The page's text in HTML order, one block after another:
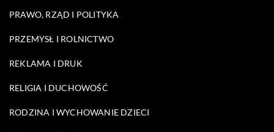
PRAWO, RZĄD I POLITYKA
PRZEMYSŁ I ROLNICTWO
REKLAMA I DRUK
RELIGIA I DUCHOWOŚĆ
RODZINA I WYCHOWANIE DZIECI